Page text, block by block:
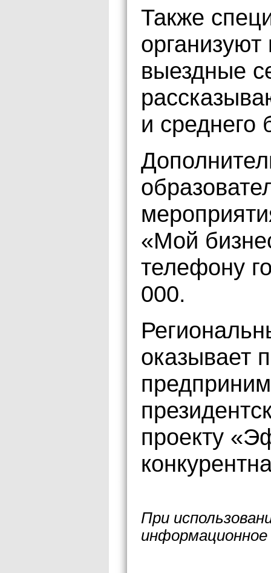
Также
выездные
и среднего
«Мой
телефону
000.
оказывает
проекту
При